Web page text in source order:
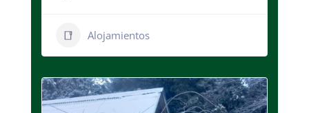
Alojamientos